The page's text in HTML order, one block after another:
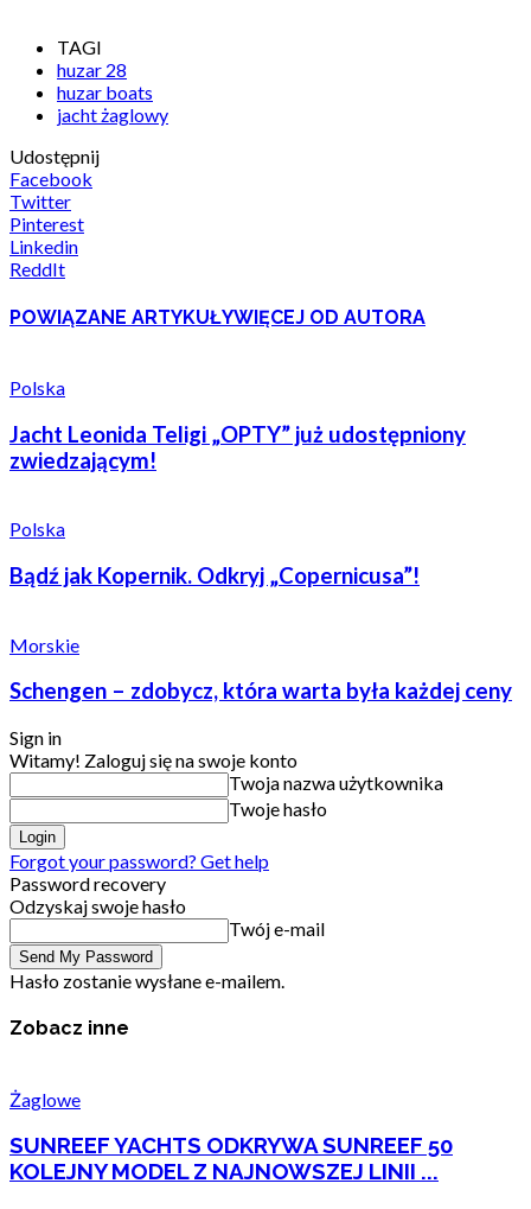
TAGI
huzar 28
huzar boats
jacht żaglowy
Udostępnij
Facebook
Twitter
Pinterest
Linkedin
ReddIt
POWIĄZANE ARTYKUŁYWIĘCEJ OD AUTORA
Polska
Jacht Leonida Teligi „OPTY” już udostępniony
zwiedzającym!
Polska
Bądź jak Kopernik. Odkryj „Copernicusa”!
Morskie
Schengen – zdobycz, która warta była każdej ceny
Sign in
Witamy! Zaloguj się na swoje konto
Twoja nazwa użytkownika
Twoje hasło
Forgot your password? Get help
Password recovery
Odzyskaj swoje hasło
Twój e-mail
Hasło zostanie wysłane e-mailem.
Zobacz inne
Żaglowe
SUNREEF YACHTS ODKRYWA SUNREEF 50
KOLEJNY MODEL Z NAJNOWSZEJ LINII ...